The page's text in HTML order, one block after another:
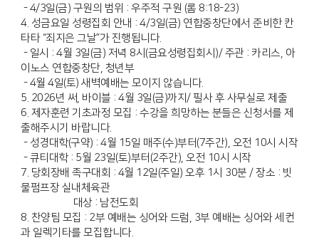
- 4/3일(금) 구원의 범위 : 우주적 구원 (롬 8:18-23)
4. 성금요일 성령집회 안내 : 4/3일(금) 연합중창단에서 준비한 칸
타타 “죄지은 그날”가 진행됩니다.
- 일시 : 4월 3일(금) 저녁 8시(금요성령집회시)/ 주관 : 카리스, 아
이노스 연합중창단, 청년부
- 4월 4일(토) 새벽예배는 모이지 않습니다.
5. 2026년 써, 바이블 : 4월 3일(금)까지/ 필사 후 사무실로 제출
6. 제자훈련 기초과정 모집 : 수강을 희망하는 분들은 신청서를 제
출해주시기 바랍니다.
- 성경대학(구약) : 4월 15일 매주(수)부터(7주간), 오전 10시 시작
- 큐티대학 : 5월 23일(토)부터(2주간), 오전 10시 시작
7. 당회장배 족구대회 : 4월 12일(주일) 오후 1시 30분 / 장소 : 빗
물펌프장 실내체육관
대상 : 남전도회
8. 찬양팀 모집 : 2부 예배는 싱어와 드럼, 3부 예배는 싱어와 세컨
과 일렉기타를 모집합니다.